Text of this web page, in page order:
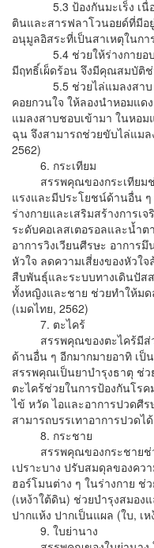
5.3 ป้องกันมะเร็ง เนื่อง
ตินและสารฟลาโวนอยด์ที่มี
อนุมูลอิสระที่เป็นสาเหตุในกา
5.4 ช่วยให้ร่างกายอบอุ่
มีฤทธิ์เผ็ดร้อน จึงมีคุณสมบัติ
5.5 ช่วยไล่แมลงสาบ ส
คอยกวนใจ ให้ลองนำหอมแ
แมลงสาบชอบเข้ามา ในหอ
ฉุน จึงสามารถช่วยขับไล่แมล
2562)
6. กระเทียม
สรรพคุณของกระเทียมช่
แรงและมีประโยชน์ด้านอื่น
ร่างกายและเสริมสร้างการเ
ระดับคอเลสเตอรอลและน้ำ
อาการวิงเวียนศีรษะ อาการ
หัวใจ ลดความเสี่ยงของหัวใ
สืบพันธุ์และระบบทางเดินปัส
ทั้งหญิงและชาย ช่วยทำให้มด
(เมดไทย, 2562)
7. ตะไคร้
สรรพคุณของตะไคร้มีส่ว
ด้านอื่น ๆ อีกมากมายอาทิ เป็
สรรพคุณเป็นยาบำรุงธาตุ ช่
ตะไคร้ช่วยในการป้องกันโร
ไข้ หวัด ไอและอาการปวดศี
สามารถบรรเทาอาการปว
8. กระชาย
สรรพคุณของกระชายช่วย
เปราะบาง ปรับสมดุลของค
ฮอร์โมนต่าง ๆ ในร่างกาย ช่
(เหง้าใต้ดิน) ช่วยบำรุงสมอง
ปากแห้ง ปากเป็นแผล (ใบ, เห
9. ใบย่านาง